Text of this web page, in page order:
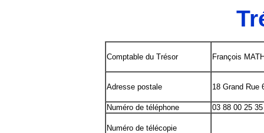
Comptable du Trésor François
Adresse postale 18 Grand Rue
Numéro de téléphone 03 88 00 25 35
Numéro de télécopie